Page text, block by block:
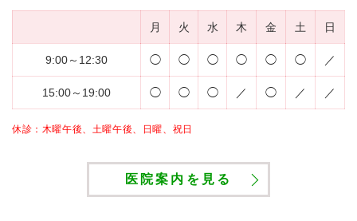
月 火 水 木 金 土 日
9:00～12:30 ◯ ◯ ◯ ◯ ◯ ◯ ／
15:00～19:00 ◯ ◯ ◯ ／ ◯ ／ ／
休診：木曜午後、土曜午後、日曜、祝日
医院案内を見る